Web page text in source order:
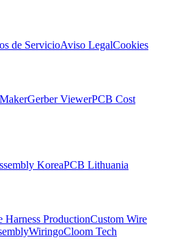
de ServicioAviso LegalCookies
Gerber ViewerPCB Cost
KoreaPCB Lithuania
Harness ProductionCustom Wire
WiringoCloom Tech